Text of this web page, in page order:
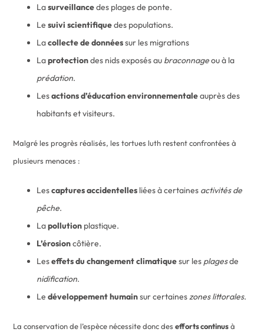
Lasurveillancedes plages de ponte.
Lesuivi scientifiquedes populations.
Lacollecte de donnéessur les migrations
Laprotectiondes nids exposés au braconnageou à la
prédation.
Lesactions d’éducation environnementaleauprès des
habitants et visiteurs.
Malgré les progrès réalisés, les tortues luth restent confrontées à
plusieurs menaces :
Lescaptures accidentelles liées à certaines activités de
pêche.
Lapollution plastique.
L’érosioncôtière.
Leseffets du changement climatiquesur les plagesde
nidification.
Ledéveloppement humainsur certaineszones littorales.
La conservation de l’espèce nécessite donc desefforts continusà